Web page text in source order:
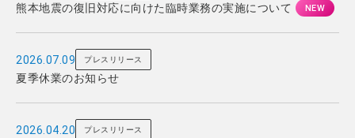
熊本地震の復旧対応に向けた臨時業務の実施について
2026.07.09 プレスリリース
夏季休業のお知らせ
2026.04.20 プレスリリース